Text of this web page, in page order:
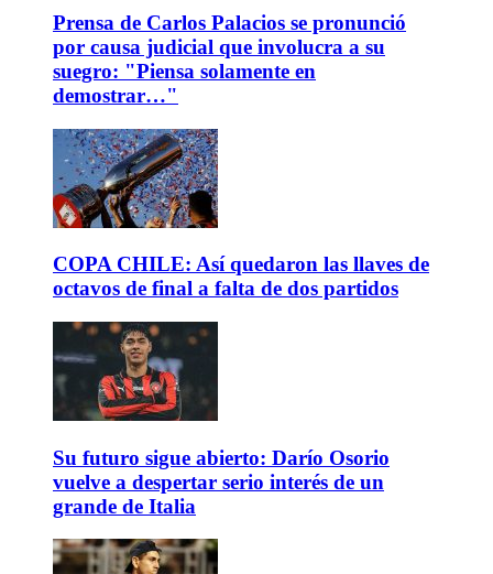
Prensa de Carlos Palacios se pronunció
por causa judicial que involucra a su
suegro: "Piensa solamente en
demostrar…"
COPA CHILE: Así quedaron las llaves de
octavos de final a falta de dos partidos
Su futuro sigue abierto: Darío Osorio
vuelve a despertar serio interés de un
grande de Italia